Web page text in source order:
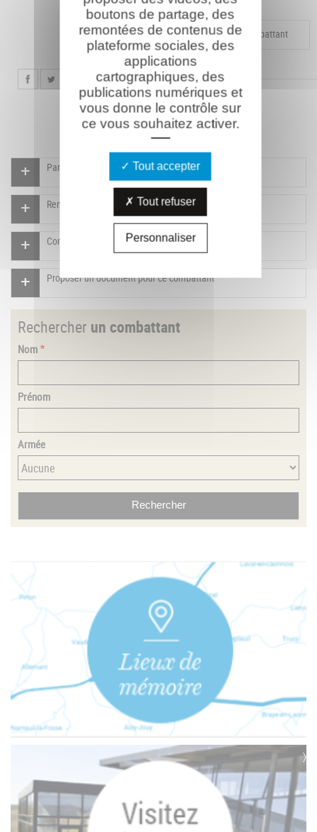
Compléter la fiche pour ce combattant
Participer à l'indexation du Mémorial virtuel
Rendre un hommage pour ce combattant
Compléter la fiche pour ce combattant
Proposer un document pour ce combattant
Rechercher un combattant
Nom
Prénom
Armée
boutons de partage, des
remontées de contenus de
plateforme sociales, des
applications
cartographiques, des
publications numériques et
vous donne le contrôle sur
ce vous souhaitez activer.
Tout accepter
Tout refuser
Personnaliser